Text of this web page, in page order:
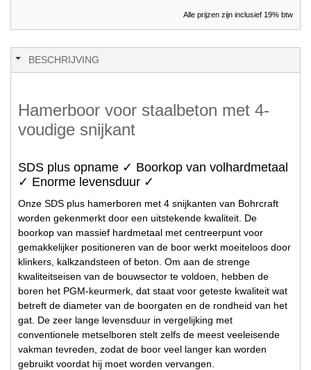
Alle prijzen zijn inclusief 19% btw
BESCHRIJVING
Hamerboor voor staalbeton met 4-
voudige snijkant
SDS plus opname ✓ Boorkop van volhardmetaal
✓ Enorme levensduur ✓
Onze SDS plus hamerboren met 4 snijkanten van Bohrcraft
worden gekenmerkt door een uitstekende kwaliteit. De
boorkop van massief hardmetaal met centreerpunt voor
gemakkelijker positioneren van de boor werkt moeiteloos door
klinkers, kalkzandsteen of beton. Om aan de strenge
kwaliteitseisen van de bouwsector te voldoen, hebben de
boren het PGM-keurmerk, dat staat voor geteste kwaliteit wat
betreft de diameter van de boorgaten en de rondheid van het
gat. De zeer lange levensduur in vergelijking met
conventionele metselboren stelt zelfs de meest veeleisende
vakman tevreden, zodat de boor veel langer kan worden
gebruikt voordat hij moet worden vervangen.